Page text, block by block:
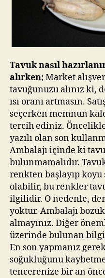
Tavuk nasıl
alırken;Market
tavuğunuzu alınız ki,
ısı oranı artmasın.
seçerken memnun
tercih ediniz.
yazılı olan son
Ambalajı içinde ki
bulunmamalıdır.
renkten başlayıp
olabilir, bu renkler
ilgilidir. O nedenle,
yoktur. Ambalajı
almayınız. Diğer
üzerinde bulunan
En son yapmanız
soğukluğunu
tencerenize bir an